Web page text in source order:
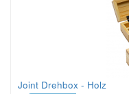
Joint Drehbox - Holz